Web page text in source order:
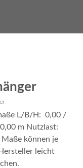
L/B/H: 0,00 /
m Nutzlast:
können je
leicht